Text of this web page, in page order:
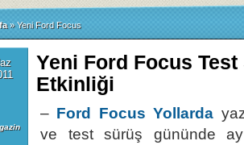
» Yeni Ford Focus
Yeni Ford Focus
Etkinliği
– Ford Focus Yollarda
ve test sürüş gününde